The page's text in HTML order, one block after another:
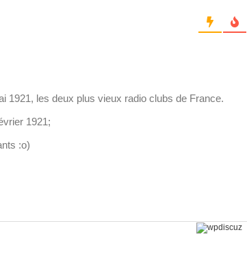
1921, les deux plus vieux radio clubs de France.
1921;
:o)